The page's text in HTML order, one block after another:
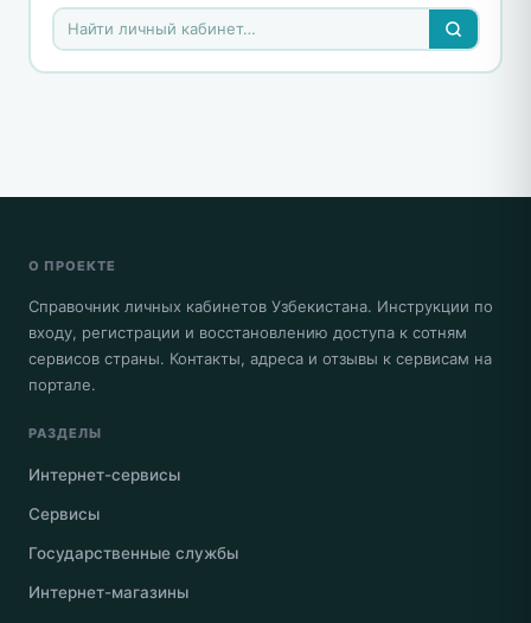
О ПРОЕКТЕ
Справочник личных кабинетов Узбекистана. Инструкции по
входу, регистрации и восстановлению доступа к сотням
сервисов страны. Контакты, адреса и отзывы к сервисам на
портале.
РАЗДЕЛЫ
Интернет-сервисы
Сервисы
Государственные службы
Интернет-магазины